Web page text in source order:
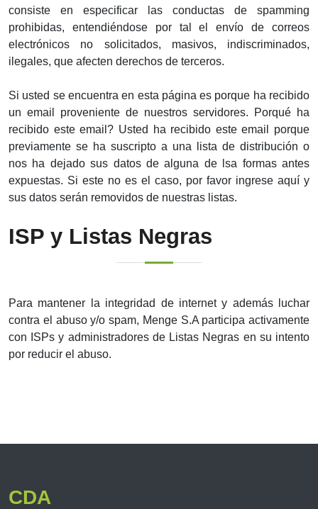
consiste en especificar las conductas de spamming
prohibidas, entendiéndose por tal el envío de correos
electrónicos no solicitados, masivos, indiscriminados,
ilegales, que afecten derechos de terceros.
Si usted se encuentra en esta página es porque ha recibido
un email proveniente de nuestros servidores. Porqué ha
recibido este email? Usted ha recibido este email porque
previamente se ha suscripto a una lista de distribución o
nos ha dejado sus datos de alguna de lsa formas antes
expuestas. Si este no es el caso, por favor ingrese aquí y
sus datos serán removidos de nuestras listas.
ISP y Listas Negras
Para mantener la integridad de internet y además luchar
contra el abuso y/o spam, Menge S.A participa activamente
con ISPs y administradores de Listas Negras en su intento
por reducir el abuso.
CDA